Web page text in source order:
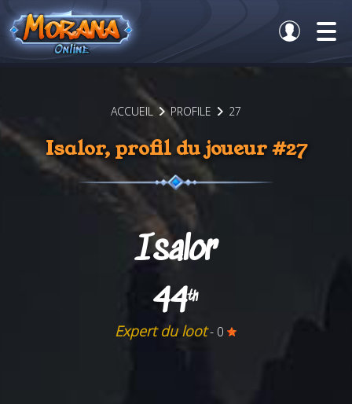
ACCUEIL PROFILE 27
Isalor, profil du joueur #27
Isalor
44th
Expert du loot- 0